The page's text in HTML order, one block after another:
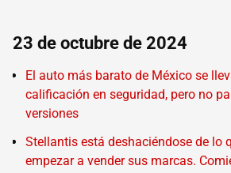
23 de octubre de 2024
El auto más barato de México se
calificación en seguridad, pero no
versiones
Stellantis está deshaciéndose de lo
empezar a vender sus marcas.